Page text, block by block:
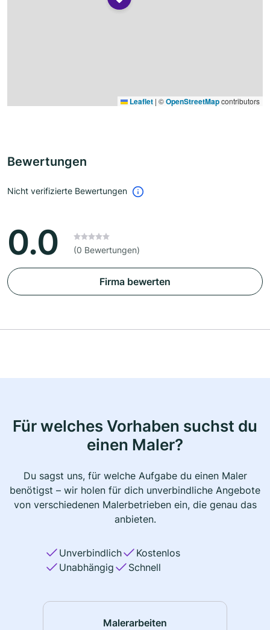
Leaflet | ©OpenStreetMapcontributors
Bewertungen
Nicht verifizierte Bewertungen
0.0 (0 Bewertungen)
Firma bewerten
Für welches Vorhaben suchst du
einen Maler?
Du sagst uns, für welche Aufgabe du einen Maler
benötigst – wir holen für dich unverbindliche Angebote
von verschiedenen Malerbetrieben ein, die genau das
anbieten.
Unverbindlich
Kostenlos
Unabhängig
Schnell
Malerarbeiten